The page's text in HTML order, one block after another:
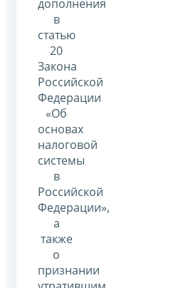
дополнения
в
статью
20
Закона
Российской
Федерации
«Об
основах
налоговой
системы
в
Российской
Федерации»,
а
также
о
признании